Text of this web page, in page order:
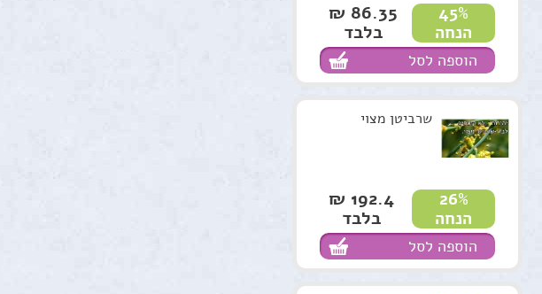
45%
הנחה
86.35 ₪
בלבד
הוספה לסל
שרביטן מצוי
26%
הנחה
192.4 ₪
בלבד
הוספה לסל